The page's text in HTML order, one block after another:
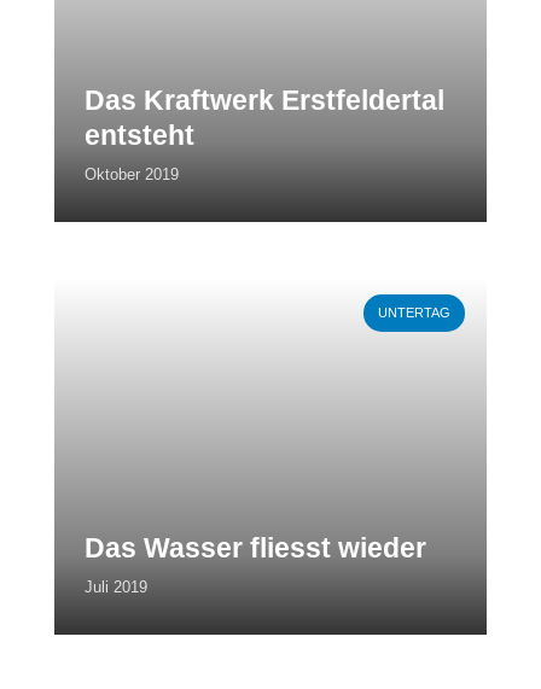
Das Kraftwerk Erstfeldertal
entsteht
Oktober 2019
UNTERTAG
Das Wasser fliesst wieder
Juli 2019